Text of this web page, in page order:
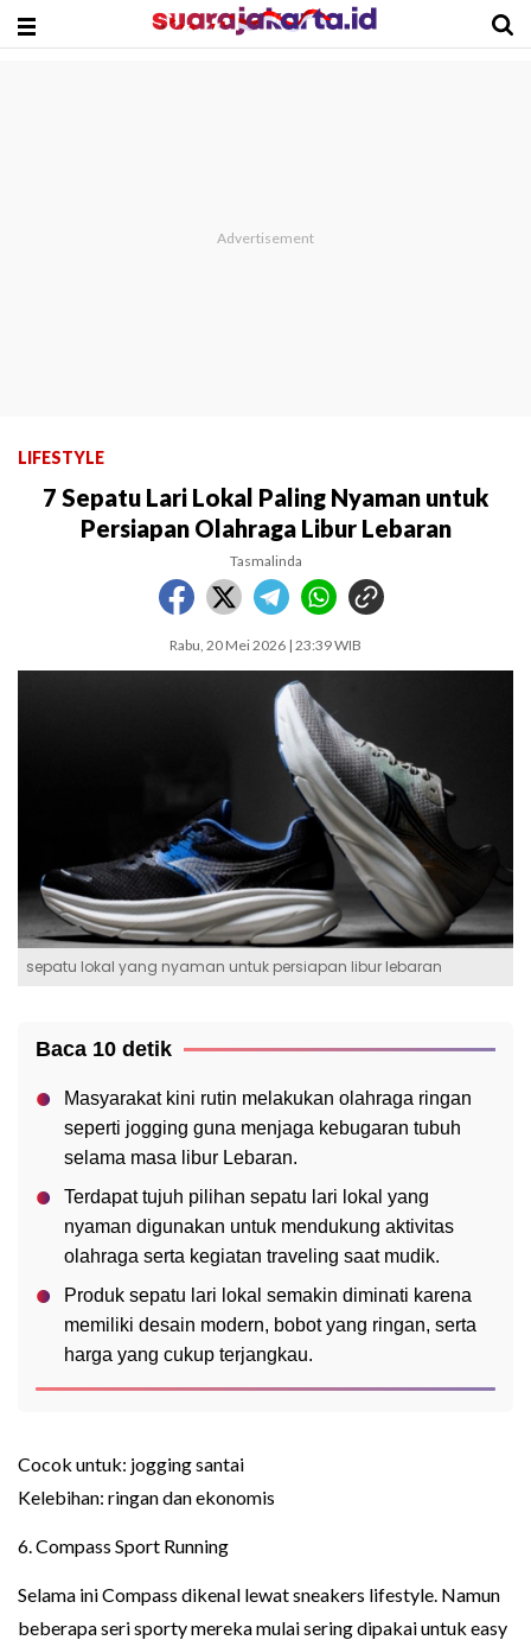
LIFESTYLE
7 Sepatu Lari Lokal Paling Nyaman untuk
Persiapan Olahraga Libur Lebaran
Tasmalinda
Rabu, 20 Mei 2026 | 23:39 WIB
sepatu lokal yang nyaman untuk persiapan libur lebaran
Baca 10 detik
Masyarakat kini rutin melakukan olahraga ringan
seperti jogging guna menjaga kebugaran tubuh
selama masa libur Lebaran.
Terdapat tujuh pilihan sepatu lari lokal yang
nyaman digunakan untuk mendukung aktivitas
olahraga serta kegiatan traveling saat mudik.
Produk sepatu lari lokal semakin diminati karena
memiliki desain modern, bobot yang ringan, serta
harga yang cukup terjangkau.
Cocok untuk: jogging santai
Kelebihan: ringan dan ekonomis
6. Compass Sport Running
Selama ini Compass dikenal lewat sneakers lifestyle. Namun
beberapa seri sporty mereka mulai sering dipakai untuk easy